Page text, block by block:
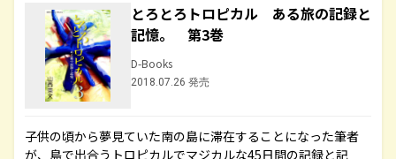
とろとろトロピカル ある旅の記録と
記憶。 第3巻
D-Books
2018.07.26 発売
子供の頃から夢見ていた南の島に滞在することになった筆者
が、島で出合うトロピカルでマジカルな45日間の記録と記